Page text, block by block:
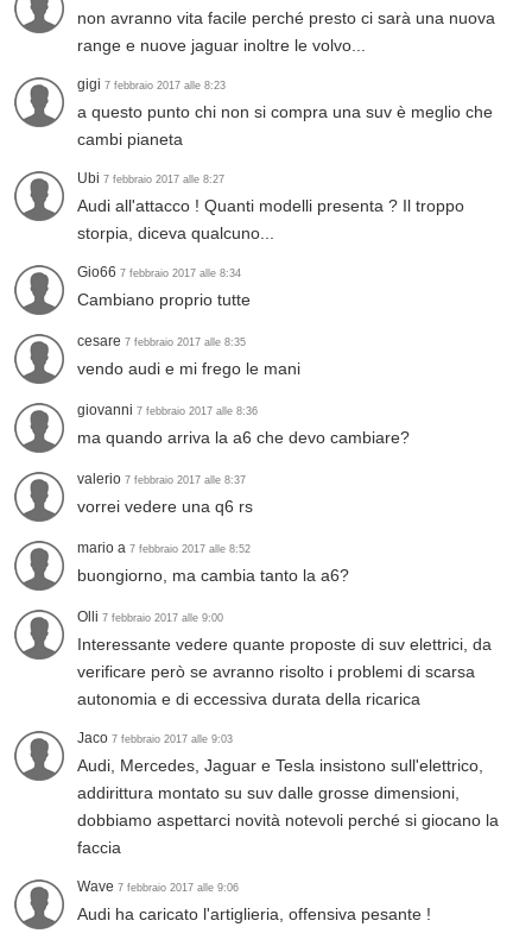
non avranno vita facile perché presto ci sarà una nuova
range e nuove jaguar inoltre le volvo...
gigi 7 febbraio 2017 alle 8:23
a questo punto chi non si compra una suv è meglio che
cambi pianeta
Ubi 7 febbraio 2017 alle 8:27
Audi all'attacco ! Quanti modelli presenta ? Il troppo
storpia, diceva qualcuno...
Gio66 7 febbraio 2017 alle 8:34
Cambiano proprio tutte
cesare 7 febbraio 2017 alle 8:35
vendo audi e mi frego le mani
giovanni 7 febbraio 2017 alle 8:36
ma quando arriva la a6 che devo cambiare?
valerio 7 febbraio 2017 alle 8:37
vorrei vedere una q6 rs
mario a 7 febbraio 2017 alle 8:52
buongiorno, ma cambia tanto la a6?
Olli 7 febbraio 2017 alle 9:00
Interessante vedere quante proposte di suv elettrici, da
verificare però se avranno risolto i problemi di scarsa
autonomia e di eccessiva durata della ricarica
Jaco 7 febbraio 2017 alle 9:03
Audi, Mercedes, Jaguar e Tesla insistono sull'elettrico,
addirittura montato su suv dalle grosse dimensioni,
dobbiamo aspettarci novità notevoli perché si giocano la
faccia
Wave 7 febbraio 2017 alle 9:06
Audi ha caricato l'artiglieria, offensiva pesante !